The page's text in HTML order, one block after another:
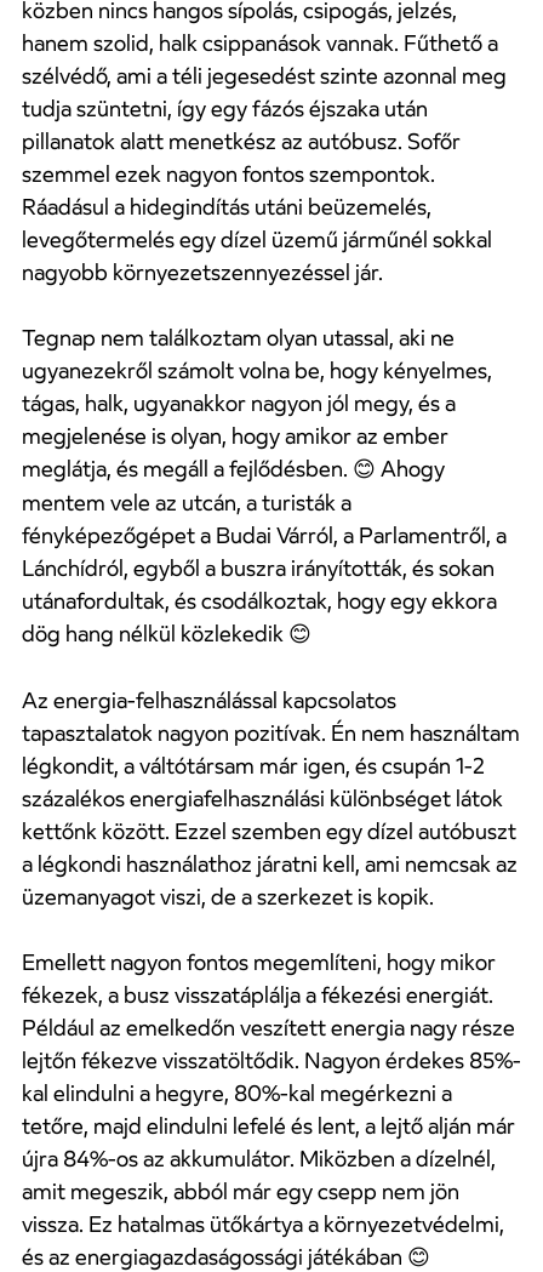
közben nincs hangos sípolás, csipogás, jelzés,
hanem szolid, halk csippanások vannak. Fűthető a
szélvédő, ami a téli jegesedést szinte azonnal meg
tudja szüntetni, így egy fázós éjszaka után
pillanatok alatt menetkész az autóbusz. Sofőr
szemmel ezek nagyon fontos szempontok.
Ráadásul a hidegindítás utáni beüzemelés,
levegőtermelés egy dízel üzemű járműnél sokkal
nagyobb környezetszennyezéssel jár.
Tegnap nem találkoztam olyan utassal, aki ne
ugyanezekről számolt volna be, hogy kényelmes,
tágas, halk, ugyanakkor nagyon jól megy, és a
megjelenése is olyan, hogy amikor az ember
meglátja, és megáll a fejlődésben. 😊 Ahogy
mentem vele az utcán, a turisták a
fényképezőgépet a Budai Várról, a Parlamentről, a
Lánchídról, egyből a buszra irányították, és sokan
utánafordultak, és csodálkoztak, hogy egy ekkora
dög hang nélkül közlekedik 😊
Az energia-felhasználással kapcsolatos
tapasztalatok nagyon pozitívak. Én nem használtam
légkondit, a váltótársam már igen, és csupán 1-2
százalékos energiafelhasználási különbséget látok
kettőnk között. Ezzel szemben egy dízel autóbuszt
a légkondi használathoz járatni kell, ami nemcsak az
üzemanyagot viszi, de a szerkezet is kopik.
Emellett nagyon fontos megemlíteni, hogy mikor
fékezek, a busz visszatáplálja a fékezési energiát.
Például az emelkedőn veszített energia nagy része
lejtőn fékezve visszatöltődik. Nagyon érdekes 85%-
kal elindulni a hegyre, 80%-kal megérkezni a
tetőre, majd elindulni lefelé és lent, a lejtő alján már
újra 84%-os az akkumulátor. Miközben a dízelnél,
amit megeszik, abból már egy csepp nem jön
vissza. Ez hatalmas ütőkártya a környezetvédelmi,
és az energiagazdaságossági játékában 😊